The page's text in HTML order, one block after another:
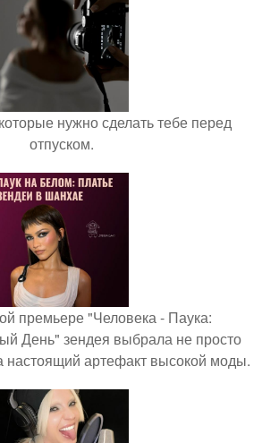
нужно сделать тебе перед
отпуском.
премьере "Человека - Паука:
День" зендея выбрала не просто
настоящий артефакт высокой моды.